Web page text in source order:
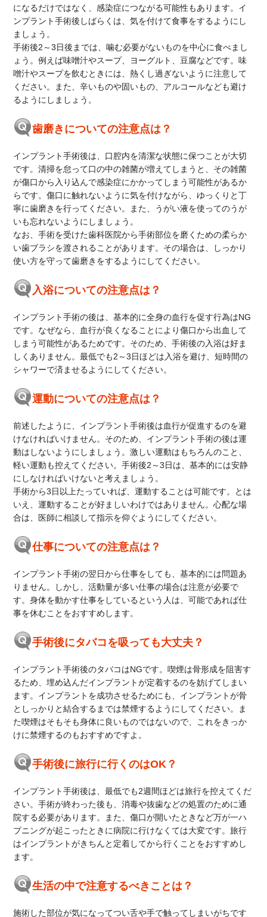
になるだけではなく、感染症につながる可能性もあります。イ
ンプラント手術後しばらくは、気を付けて食事をするようにし
ましょう。
手術後2～3日後までは、噛む必要がないものを中心に食べまし
ょう。例えば味噌汁やスープ、ヨーグルト、豆腐などです。味
噌汁やスープを飲むときには、熱くし過ぎないように注意して
ください。また、辛いものや固いもの、アルコールなども避け
るようにしましょう。
歯磨きについての注意点は？
インプラント手術後は、口腔内を清潔な状態に保つことが大切
です。清掃を怠って口の中の雑菌が増えてしまうと、その雑菌
が傷口から入り込んで感染症にかかってしまう可能性があるか
らです。傷口に触れないように気を付けながら、ゆっくりと丁
寧に歯磨きを行ってください。また、うがい液を使ってのうが
いも忘れないようにしましょう。
なお、手術を受けた歯科医院から手術部位を磨くための柔らか
い歯ブラシを渡されることがあります。その場合は、しっかり
使い方を守って歯磨きをするようにしてください。
入浴についての注意点は？
インプラント手術の後は、基本的に全身の血行を促す行為はNG
です。なぜなら、血行が良くなることにより傷口から出血して
しまう可能性があるためです。そのため、手術後の入浴は好ま
しくありません。最低でも2～3日ほどは入浴を避け、短時間の
シャワーで済ませるようにしてください。
運動についての注意点は？
前述したように、インプラント手術後は血行が促進するのを避
けなければいけません。そのため、インプラント手術の後は運
動はしないようにしましょう。激しい運動はもちろんのこと、
軽い運動も控えてください。手術後2～3日は、基本的には安静
にしなければいけないと考えましょう。
手術から3日以上たっていれば、運動することは可能です。とは
いえ、運動することが好ましいわけではありません。心配な場
合は、医師に相談して指示を仰ぐようにしてください。
仕事についての注意点は？
インプラント手術の翌日から仕事をしても、基本的には問題あ
りません。しかし、活動量が多い仕事の場合は注意が必要で
す。身体を動かす仕事をしているという人は、可能であれば仕
事を休むことをおすすめします。
手術後にタバコを吸っても大丈夫？
インプラント手術後のタバコはNGです。喫煙は骨形成を阻害す
るため、埋め込んだインプラントが定着するのを妨げてしまい
ます。インプラントを成功させるためにも、インプラントが骨
としっかりと結合するまでは禁煙するようにしてください。ま
た喫煙はそもそも身体に良いものではないので、これをきっか
けに禁煙するのもおすすめですよ。
手術後に旅行に行くのはOK？
インプラント手術後は、最低でも2週間ほどは旅行を控えてくだ
さい。手術が終わった後も、消毒や抜歯などの処置のために通
院する必要があります。また、傷口が開いたときなど万が一ハ
プニングが起こったときに病院に行けなくては大変です。旅行
はインプラントがきちんと定着してから行くことをおすすめし
ます。
生活の中で注意するべきことは？
施術した部位が気になってつい舌や手で触ってしまいがちです